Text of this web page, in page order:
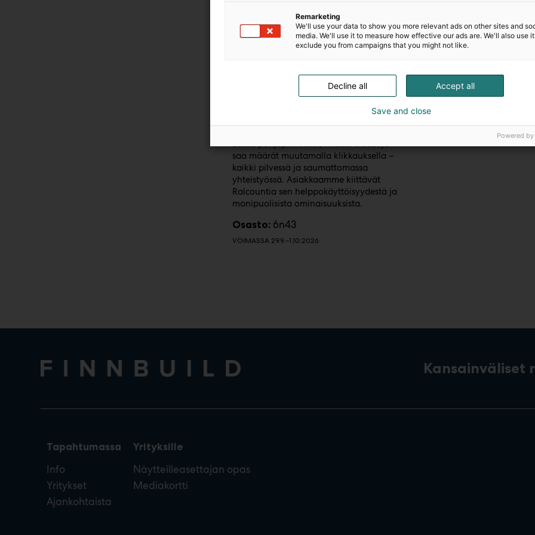
Lataa pohjapiirrokset, mittaa alueet ja
saa määrät muutamalla klikkauksella –
kaikki pilvessä ja saumattomassa
yhteistyössä. Asiakkaamme kiittävät
Ralcountia sen helppokäyttöisyydestä ja
monipuolisista ominaisuuksista.
Osasto: 6n43
VOIMASSA 29.9.–1.10.2026
Kansainväliset
Tapahtumassa
Info
Yritykset
Ajankohtaista
Yrityksille
Näytteilleasettajan opas
Mediakortti
Remarketing
We'll use your data to show you more relevant ads on other sites and
media. We'll use it to measure how effective our ads are. We'll also use
exclude you from campaigns that you might not like.
Accept all
Decline all
Save and close
Powered by